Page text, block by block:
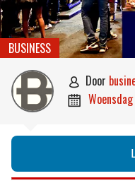
BUSINESS
 door
